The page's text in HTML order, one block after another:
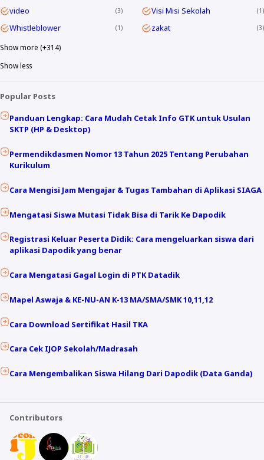
video 3 Visi Misi Sekolah 1
Whistleblower 1 zakat 3
Show more (+314)
Show less
Popular Posts
Panduan Lengkap: Cara Mudah Cetak Info GTK untuk Usulan
SKTP (HP & Desktop)
Permendikdasmen Nomor 13 Tahun 2025 Tentang Perubahan
Kurikulum
Cara Mengisi Jam Mengajar & Tugas Tambahan di Aplikasi SIAGA
Mengatasi Siswa Mutasi Tidak Bisa di Tarik Ke Dapodik
Registrasi Keluar Peserta Didik: Cara mengeluarkan siswa dari
aplikasi Dapodik yang benar
Cara Mengatasi Gagal Login di PTK Datadik
Mapel Aswaja & KE-NU-AN K-13 MA/SMA/SMK 10,11,12
Cara Download Sertifikat Hasil TKA
Cara Cek IJOP Sekolah/Madrasah
Cara Mengembalikan Siswa Hilang Dari Dapodik (Data Ganda)
Contributors